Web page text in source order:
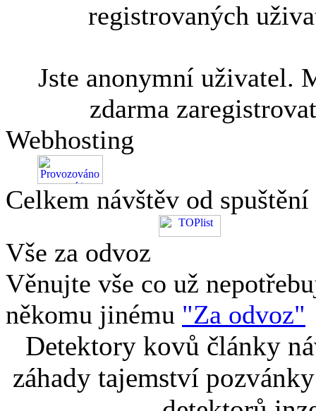
registrovaných
Jste anonymní uživatel.
zdarma
Webhosting
Celkem návštěv od
Vše za odvoz
Věnujte vše co už
někomu jinému "Za odvoz"
Detektory kovů články
záhady tajemství